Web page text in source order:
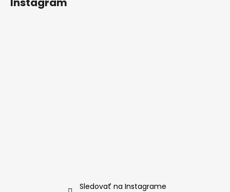
Sledovať na Instagrame